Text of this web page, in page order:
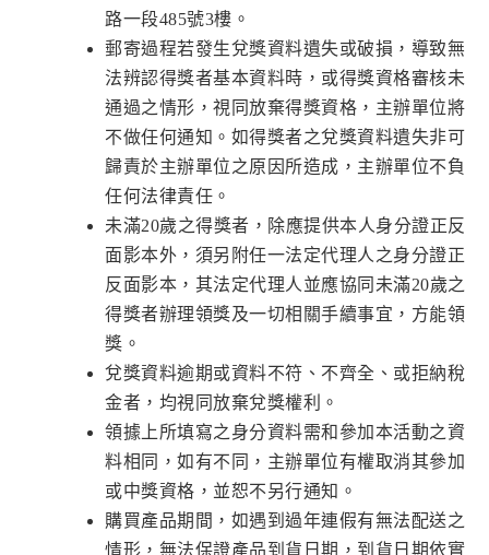
路一段485號3樓。
郵寄過程若發生兌獎資料遺失或破損，導致無
法辨認得獎者基本資料時，或得獎資格審核未
通過之情形，視同放棄得獎資格，主辦單位將
不做任何通知。如得獎者之兌獎資料遺失非可
歸責於主辦單位之原因所造成，主辦單位不負
任何法律責任。
未滿20歲之得獎者，除應提供本人身分證正反
面影本外，須另附任一法定代理人之身分證正
反面影本，其法定代理人並應協同未滿20歲之
得獎者辦理領獎及一切相關手續事宜，方能領
獎。
兌獎資料逾期或資料不符、不齊全、或拒納稅
金者，均視同放棄兌獎權利。
領據上所填寫之身分資料需和參加本活動之資
料相同，如有不同，主辦單位有權取消其參加
或中獎資格，並恕不另行通知。
購買產品期間，如遇到過年連假有無法配送之
情形，無法保證產品到貨日期，到貨日期依實